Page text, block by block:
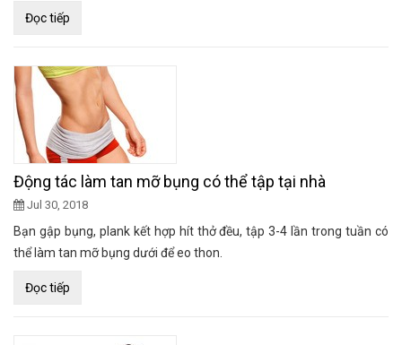
Đọc tiếp
Động tác làm tan mỡ bụng có thể tập tại nhà
Jul 30, 2018
Bạn gập bụng, plank kết hợp hít thở đều, tập 3-4 lần trong tuần có
thể làm tan mỡ bụng dưới để eo thon.
Đọc tiếp